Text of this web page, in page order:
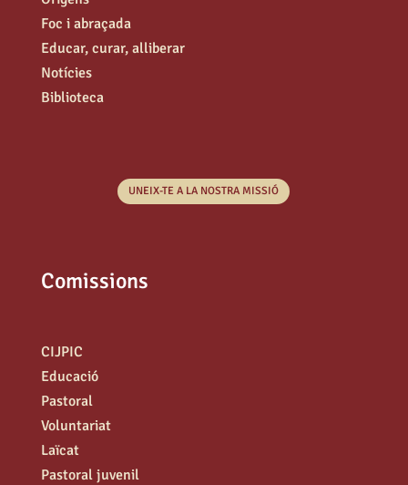
Foc i abraçada
Educar, curar, alliberar
Notícies
Biblioteca
UNEIX-TE A LA NOSTRA MISSIÓ
Comissions
CIJPIC
Educació
Pastoral
Voluntariat
Laïcat
Pastoral juvenil